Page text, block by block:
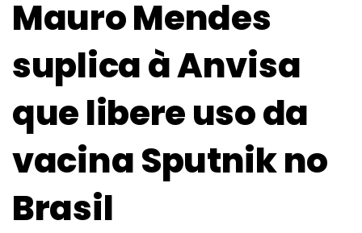
Mauro Mendes
suplica à Anvisa
que libere uso da
vacina Sputnik no
Brasil